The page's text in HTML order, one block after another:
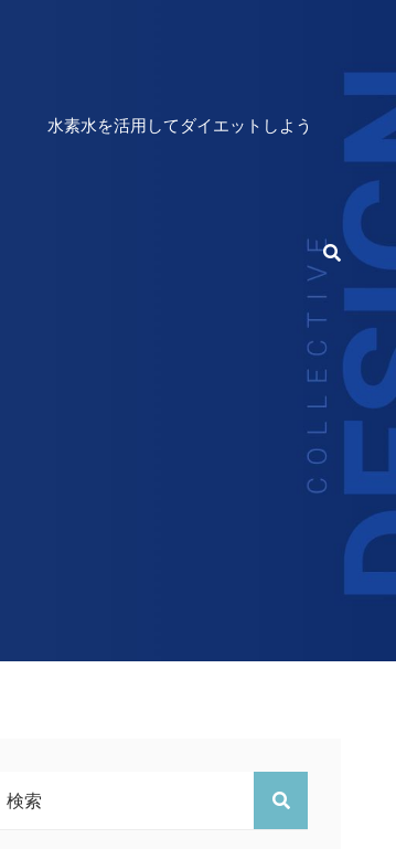
水素水を活用してダイエットしよう
検
索
検
検